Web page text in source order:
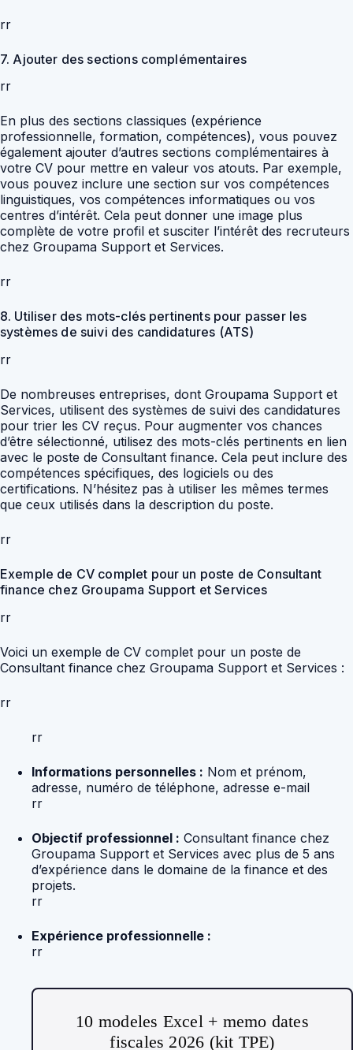
rr
7. Ajouter des sections complémentaires
rr
En plus des sections classiques (expérience
professionnelle, formation, compétences), vous pouvez
également ajouter d’autres sections complémentaires à
votre CV pour mettre en valeur vos atouts. Par exemple,
vous pouvez inclure une section sur vos compétences
linguistiques, vos compétences informatiques ou vos
centres d’intérêt. Cela peut donner une image plus
complète de votre profil et susciter l’intérêt des recruteurs
chez Groupama Support et Services.
rr
8. Utiliser des mots-clés pertinents pour passer les
systèmes de suivi des candidatures (ATS)
rr
De nombreuses entreprises, dont Groupama Support et
Services, utilisent des systèmes de suivi des candidatures
pour trier les CV reçus. Pour augmenter vos chances
d’être sélectionné, utilisez des mots-clés pertinents en lien
avec le poste de Consultant finance. Cela peut inclure des
compétences spécifiques, des logiciels ou des
certifications. N’hésitez pas à utiliser les mêmes termes
que ceux utilisés dans la description du poste.
rr
Exemple de CV complet pour un poste de Consultant
finance chez Groupama Support et Services
rr
Voici un exemple de CV complet pour un poste de
Consultant finance chez Groupama Support et Services :
rr
rr
Informations personnelles : Nom et prénom,
adresse, numéro de téléphone, adresse e-mail
rr
Objectif professionnel : Consultant finance chez
Groupama Support et Services avec plus de 5 ans
d’expérience dans le domaine de la finance et des
projets.
rr
Expérience professionnelle :
rr
10 modeles Excel + memo dates
fiscales 2026 (kit TPE)